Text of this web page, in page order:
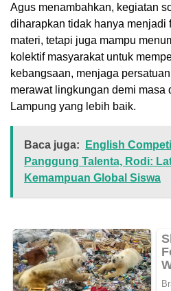
Agus menambahkan, kegiatan
diharapkan tidak hanya menjadi
materi, tetapi juga mampu
kolektif masyarakat untuk
kebangsaan, menjaga
merawat lingkungan demi masa
Lampung yang lebih baik.
Baca juga:
English
Panggung Talenta, Rodi:
Kemampuan Global Siswa